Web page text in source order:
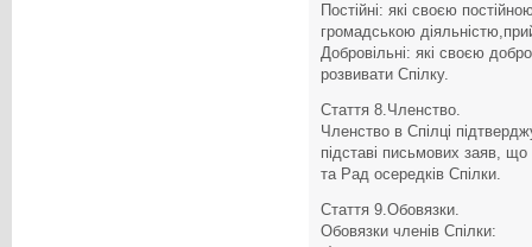
Постійні: які своєю
громадською
Добровільні: які своєю
розвивати Спілку.
Стаття 8.Членство.
Членство в Спілці
підставі письмових заяв,
та Рад осередків Спілки.
Стаття 9.Обовязки.
Обовязки членів Спілки: